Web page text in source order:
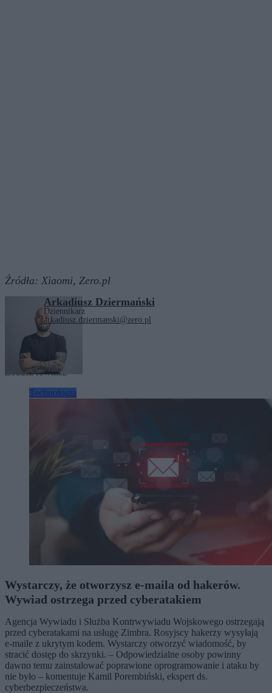
Źródła: Xiaomi, Zero.pl
Arkadiusz Dziermański
Dziennikarz
arkadiusz.dziermanski@zero.pl
Tagi:technologia
Zobacz również
Technologia
Wystarczy, że otworzysz e-maila od hakerów.
Wywiad ostrzega przed cyberatakiem
Agencja Wywiadu i Służba Kontrwywiadu Wojskowego ostrzegają
przed cyberatakami na usługę Zimbra. Rosyjscy hakerzy wysyłają
e-maile z ukrytym kodem. Wystarczy otworzyć wiadomość, by
stracić dostęp do skrzynki. – Odpowiedzialne osoby powinny
dawno temu zainstalować poprawione oprogramowanie i ataku by
nie było – komentuje Kamil Porembiński, ekspert ds.
cyberbezpieczeństwa.